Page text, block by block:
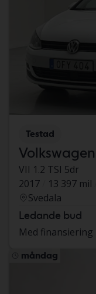
Testad
VII 1.2 TSI 5dr
2017
13 397 mil
Svedala
Ledande bud
Med finansiering
måndag